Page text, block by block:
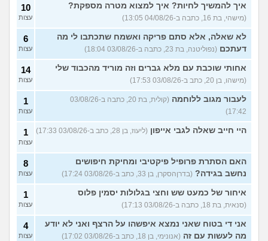
איך להמשיך לחיות? איך למצוא מטרה מספקת?
(מישהי, בת 16, כתבה ב-04/08/26 13:05)
10
עצות
לא שאלה, אלא סתם פריקה ואשמח שתכתבו לי מה
דעתכם (נפוליטנה, בת 23, כתבה ב-03/08/26 18:04)
6
עצות
אחותי שוכבת עם מלא גברים וזה מוריד מהכבוד שלי
(מישהו, בן 20, כתב ב-03/08/26 17:53)
14
עצות
לעבור מגוב ללוחמה
(קולית, בת 20, כתבה ב-03/08/26
17:42)
1
עצות
היי חייב שאלה לגבי אייפון (ליעוז, בן 28, כתב ב-03/08/26 17:33) 1
עצות
האם הסתרת פרופיל פיקטיבי ומחיקת חיפושים
נחשב בגידה? (בדרןהסקרן, בן 33, כתב ב-03/08/26 17:24)
8
עצות
איחור של כמעט שש וחצי בגלולות יסמין פלוס
(סנאית, בת 18, כתבה ב-03/08/26 17:13)
1
עצות
אני די בטוח שאני נמצא איפשהו על הרצף ואני לא יודע
מה לעשות עם זה (אנונימי, בן 18, כתב ב-03/08/26 17:02)
4
עצות